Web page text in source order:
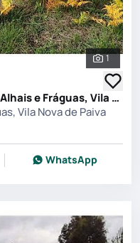
Ver
1
Terreno em Vila Nova de Paiva, Alhais e Fráguas, Vila Nova de Paiva
Vila Nova de Paiva
WhatsApp